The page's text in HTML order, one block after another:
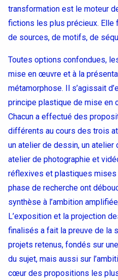
transformation est le moteur
fictions les plus précieux. Elle
de sources, de motifs, de
Toutes options confondues,
mise en œuvre et à la
métamorphose. Il s’agissait
principe plastique de mise en
Chacun a effectué des
différents au cours des trois
un atelier de dessin, un
atelier de photographie et
réflexives et plastiques
phase de recherche ont
synthèse à l’ambition
L’exposition et la projection
finalisés a fait la preuve de la
projets retenus, fondés sur
du sujet, mais aussi sur
cœur des propositions les